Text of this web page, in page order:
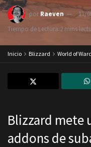
por Raeven
17/
Tiempo de Lectura:2 mins
Inicio Blizzard World of
Blizzard mete
addons de